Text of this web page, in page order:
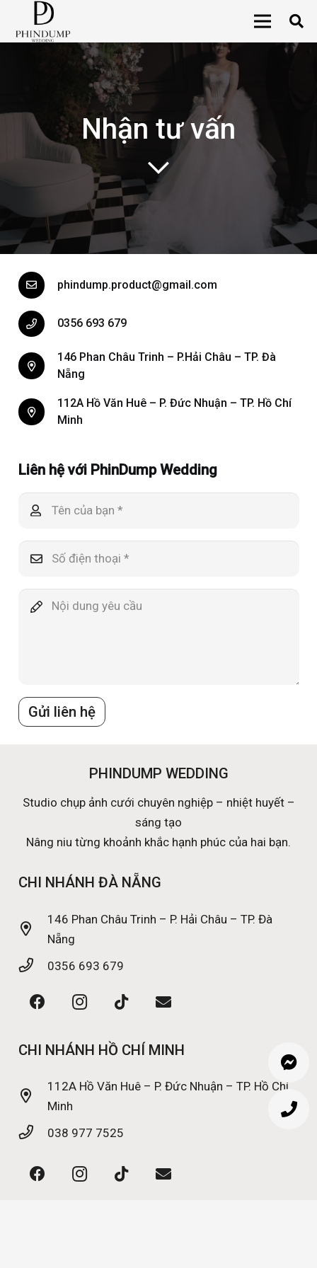
Nhận tư vấn
phindump.product@gmail.com
0356 693 679
146 Phan Châu Trinh – P.Hải Châu – TP. Đà
Nẵng
112A Hồ Văn Huê – P. Đức Nhuận – TP. Hồ Chí
Minh
Liên hệ với PhinDump Wedding
Gửi liên hệ
PHINDUMP WEDDING
Studio chụp ảnh cưới chuyên nghiệp – nhiệt huyết –
sáng tạo
Nâng niu từng khoảnh khắc hạnh phúc của hai bạn.
CHI NHÁNH ĐÀ NẴNG
146 Phan Châu Trinh – P. Hải Châu – TP. Đà
Nẵng
0356 693 679
CHI NHÁNH HỒ CHÍ MINH
112A Hồ Văn Huê – P. Đức Nhuận – TP. Hồ Chí
Minh
038 977 7525